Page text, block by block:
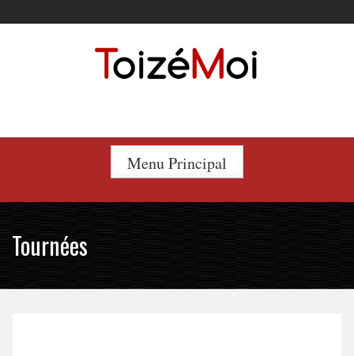
to
Menu Principal
Tournées